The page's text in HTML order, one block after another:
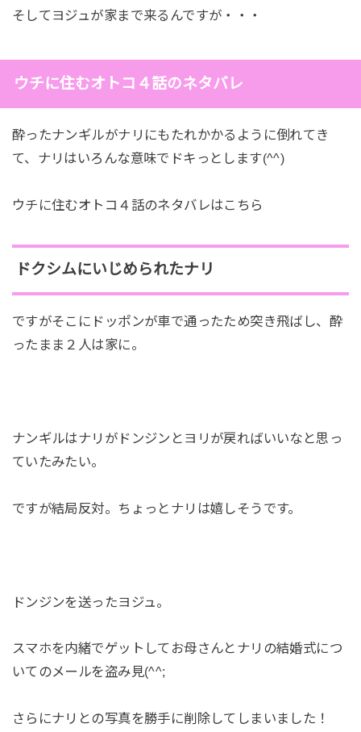
そしてヨジュが家まで来るんですが・・・
ウチに住むオトコ４話のネタバレ
酔ったナンギルがナリにもたれかかるように倒れてき
て、ナリはいろんな意味でドキっとします(^^)
ウチに住むオトコ４話のネタバレはこちら
ドクシムにいじめられたナリ
ですがそこにドッポンが車で通ったため突き飛ばし、酔
ったまま２人は家に。
ナンギルはナリがドンジンとヨリが戻ればいいなと思っ
ていたみたい。
ですが結局反対。ちょっとナリは嬉しそうです。
ドンジンを送ったヨジュ。
スマホを内緒でゲットしてお母さんとナリの結婚式につ
いてのメールを盗み見(^^;
さらにナリとの写真を勝手に削除してしまいました！